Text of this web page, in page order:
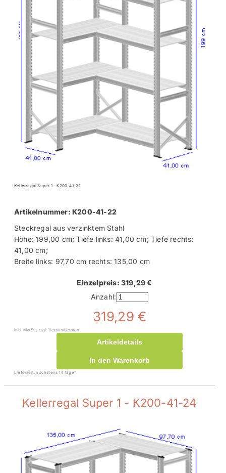
Kellerregal Super 1 - K200-41-22
Artikelnummer: K200-41-22
Steckregal aus verzinktem Stahl
Höhe: 199,00 cm; Tiefe links: 41,00 cm; Tiefe rechts:
41,00 cm;
Breite links: 97,70 cm rechts: 135,00 cm
Einzelpreis: 319,29 €
Anzahl:
319,29 €
inkl. MwSt., zzgl. Versandkosten
Artikeldetails
In den Warenkorb
Lieferzeit: höchstens 14 Tage*
Kellerregal Super 1 - K200-41-24